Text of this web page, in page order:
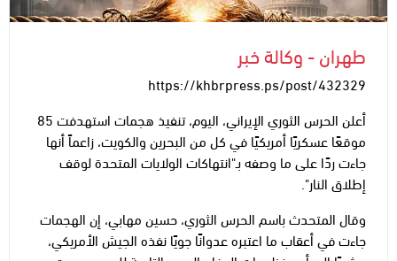
طهران - وكالة خبر
https://khbrpress.ps/post/432329
أعلن الحرس الثوري الإيراني، اليوم، تنفيذ هجمات استهدفت 85
موقعًا عسكريًا أمريكيًا في كل من البحرين والكويت، زاعماً أنها
جاءت ردًا على ما وصفه بـ"انتهاكات الولايات المتحدة لوقف
إطلاق النار".
وقال المتحدث باسم الحرس الثوري، حسين مهابي، إن الهجمات
جاءت في أعقاب ما اعتبره عدوانًا جويًا نفذه الجيش الأمريكي،